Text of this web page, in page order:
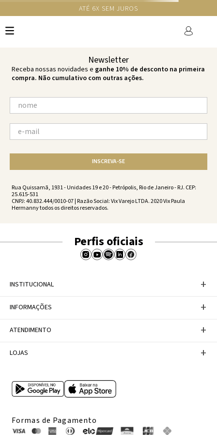
GANHE 10% NA PRIMEIRA COMPRA COM O CUPOM NEWS10
não encontramos resultados para:
'top-rita-off-white-off-white-
vc232111-003'
O que você está procurando?